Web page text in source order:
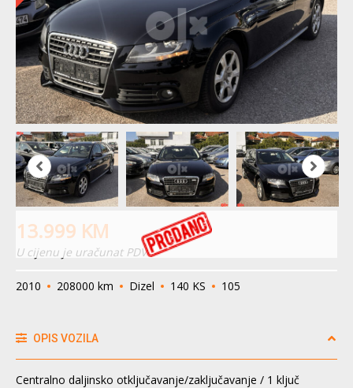
13.999 KM
U cijenu je uračunat PDV
2010 208000 km Dizel 140 KS 105
OPIS VOZILA
Centralno daljinsko otključavanje/zaključavanje / 1 ključ